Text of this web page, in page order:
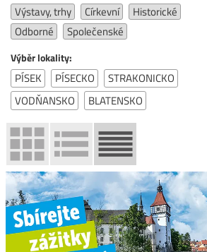
Výstavy, trhy
Církevní
Historické
Odborné
Společenské
Výběr lokality:
PÍSEK PÍSECKO
STRAKONICKO
VODŇANSKO
BLATENSKO